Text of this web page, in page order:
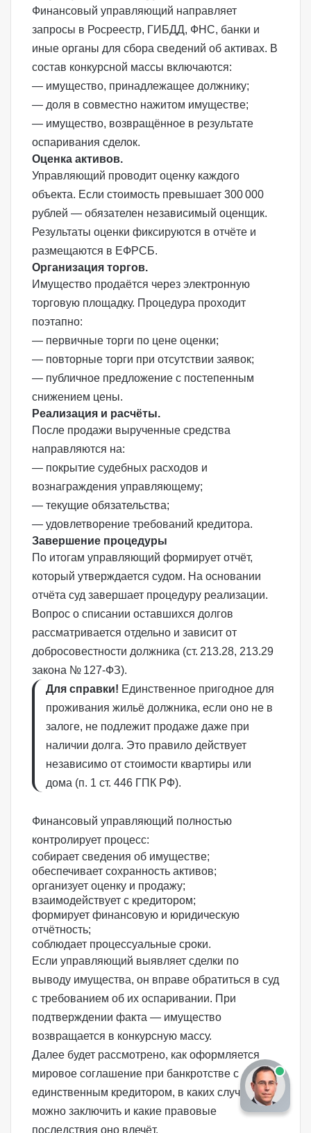
Финансовый управляющий направляет
запросы в Росреестр, ГИБДД, ФНС, банки и
иные органы для сбора сведений об активах. В
состав конкурсной массы включаются:
— имущество, принадлежащее должнику;
— доля в совместно нажитом имуществе;
— имущество, возвращённое в результате
оспаривания сделок.
Оценка активов.
Управляющий проводит оценку каждого
объекта. Если стоимость превышает 300 000
рублей — обязателен независимый оценщик.
Результаты оценки фиксируются в отчёте и
размещаются в ЕФРСБ.
Организация торгов.
Имущество продаётся через электронную
торговую площадку. Процедура проходит
поэтапно:
— первичные торги по цене оценки;
— повторные торги при отсутствии заявок;
— публичное предложение с постепенным
снижением цены.
Реализация и расчёты.
После продажи вырученные средства
направляются на:
— покрытие судебных расходов и
вознаграждения управляющему;
— текущие обязательства;
— удовлетворение требований кредитора.
Завершение процедуры
По итогам управляющий формирует отчёт,
который утверждается судом. На основании
отчёта суд завершает процедуру реализации.
Вопрос о списании оставшихся долгов
рассматривается отдельно и зависит от
добросовестности должника (ст. 213.28, 213.29
закона № 127‑ФЗ).
Для справки! Единственное пригодное для
проживания жильё должника, если оно не в
залоге, не подлежит продаже даже при
наличии долга. Это правило действует
независимо от стоимости квартиры или
дома (п. 1 ст. 446 ГПК РФ).
Финансовый управляющий полностью
контролирует процесс:
собирает сведения об имуществе;
обеспечивает сохранность активов;
организует оценку и продажу;
взаимодействует с кредитором;
формирует финансовую и юридическую
отчётность;
соблюдает процессуальные сроки.
Если управляющий выявляет сделки по
выводу имущества, он вправе обратиться в суд
с требованием об их оспаривании. При
подтверждении факта — имущество
возвращается в конкурсную массу.
Далее будет рассмотрено, как оформляется
мировое соглашение при банкротстве с
единственным кредитором, в каких случаях его
можно заключить и какие правовые
последствия оно влечёт.